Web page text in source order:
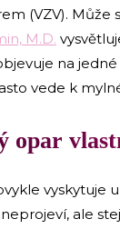
(VZV).
M.D.
na
vede k
opar
vyskytuje
ale